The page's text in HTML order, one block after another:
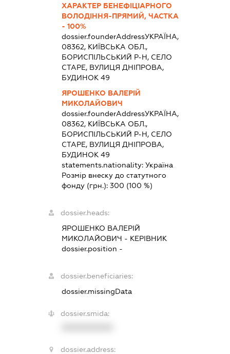
ХАРАКТЕР БЕНЕФІЦІАРНОГО
ВОЛОДІННЯ-ПРЯМИЙ, ЧАСТКА
- 100%
dossier.founderAddressУКРАЇНА,
08362, КИЇВСЬКА ОБЛ.,
БОРИСПІЛЬСЬКИЙ Р-Н, СЕЛО
СТАРЕ, ВУЛИЦЯ ДНІПРОВА,
БУДИНОК 49
ЯРОШЕНКО ВАЛЕРІЙ
МИКОЛАЙОВИЧ
dossier.founderAddressУКРАЇНА,
08362, КИЇВСЬКА ОБЛ.,
БОРИСПІЛЬСЬКИЙ Р-Н, СЕЛО
СТАРЕ, ВУЛИЦЯ ДНІПРОВА,
БУДИНОК 49
statements.nationality: Україна
Розмір внеску до статутного
фонду (грн.): 300 (100 %)
dossier.heads:
ЯРОШЕНКО ВАЛЕРІЙ
МИКОЛАЙОВИЧ - КЕРІВНИК
dossier.position -
dossier.beneficiaries:
dossier.missingData
dossier.smida:
dossier.address: